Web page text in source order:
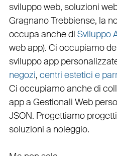
sviluppo web, soluzioni
Gragnano Trebbiense, la
occupa anche di Sviluppo
web app). Ci occupiamo
sviluppo app
negozi, centri estetici e
Ci occupiamo anche di
appa Gestionali Web
JSON. Progettiamo
soluzioni a noleggio.